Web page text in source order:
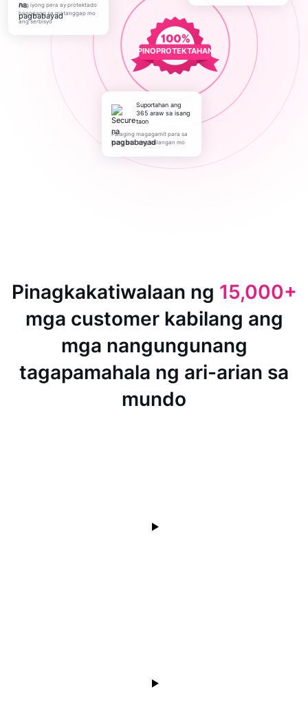
PINOPROTEKTAHAN
Ang iyong pera ay protektado
hanggang sa matanggap mo
ang serbisyo
Suportahan ang
365 araw sa isang
taon
Palaging magagamit para sa
kung ano ang kailangan mo
Pinagkakatiwalaan ng 15,000+
mga customer kabilang ang
mga nangungunang
tagapamahala ng ari-arian sa
mundo